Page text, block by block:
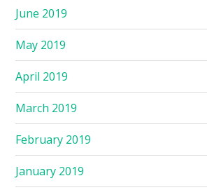
June 2019
May 2019
April 2019
March 2019
February 2019
January 2019